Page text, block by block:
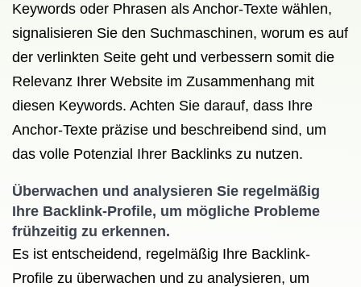
Keywords oder Phrasen als Anchor-Texte wählen,
signalisieren Sie den Suchmaschinen, worum es auf
der verlinkten Seite geht und verbessern somit die
Relevanz Ihrer Website im Zusammenhang mit
diesen Keywords. Achten Sie darauf, dass Ihre
Anchor-Texte präzise und beschreibend sind, um
das volle Potenzial Ihrer Backlinks zu nutzen.
Überwachen und analysieren Sie regelmäßig
Ihre Backlink-Profile, um mögliche Probleme
frühzeitig zu erkennen.
Es ist entscheidend, regelmäßig Ihre Backlink-
Profile zu überwachen und zu analysieren, um